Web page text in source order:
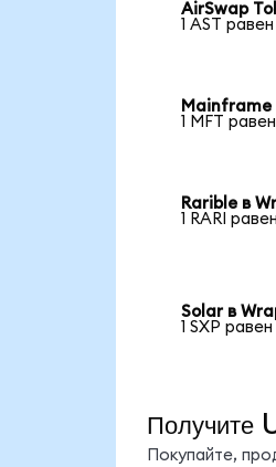
AirSwap
1 AST
Mainframe
1 MFT
Rarible в
1 RARI
Solar в
1 SXP
Получите
Покупайте,